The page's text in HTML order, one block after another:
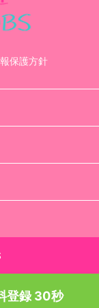
保護方針
登録 30秒